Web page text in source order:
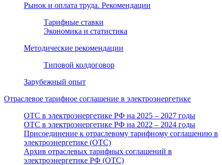
Рынок и оплата труда. Рекомендации
Тарифные ставки
Экономика и статистика
Методические рекомендации
Типовой колдоговор
Зарубежный опыт
Отраслевое тарифное соглашение в электроэнергетике
ОТС в электроэнергетике РФ на 2025 – 2027 годы
ОТС в электроэнергетике РФ на 2022 – 2024 годы
Присоединение к отраслевому тарифному соглашению в
электроэнергетике (ОТС)
Архив отраслевых тарифных соглашений в
электроэнергетике РФ (ОТС)